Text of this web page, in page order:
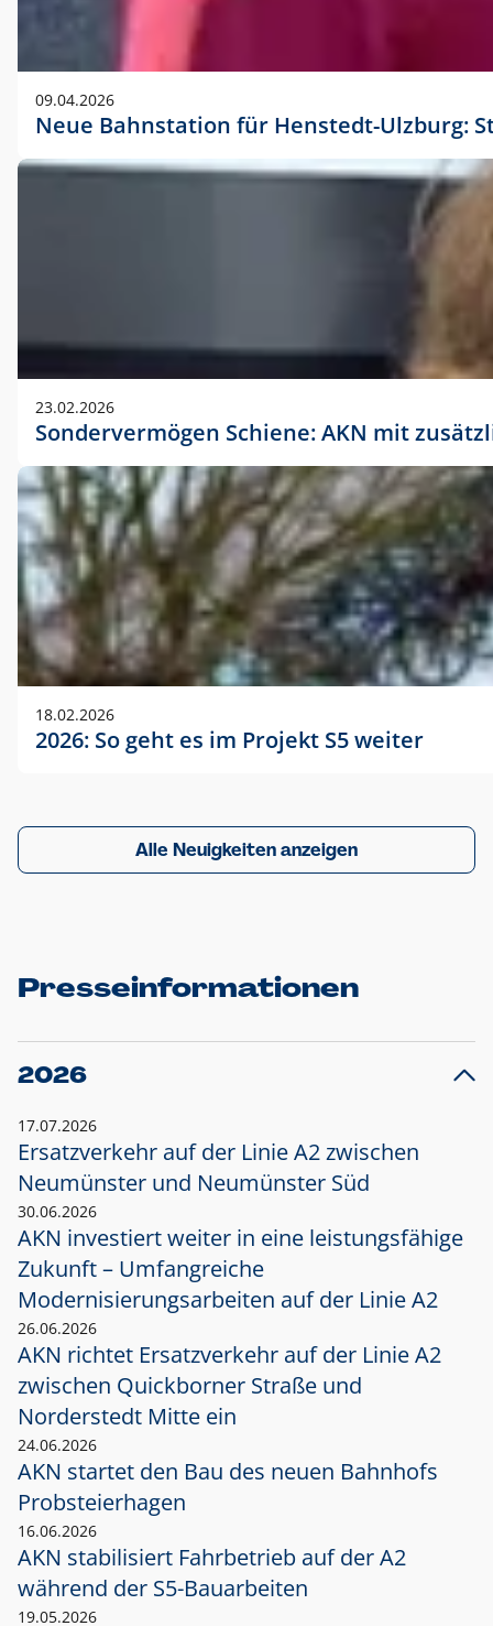
09.04.2026
Neue Bahnstation für Henstedt-Ulzburg:
23.02.2026
Sondervermögen Schiene: AKN mit
18.02.2026
2026: So geht es im Projekt S5 weiter
Alle Neuigkeiten anzeigen
Presseinformationen
2026
17.07.2026
Ersatzverkehr auf der Linie A2 zwischen
Neumünster und Neumünster Süd
30.06.2026
AKN investiert weiter in eine leistungsfähige
Zukunft – Umfangreiche
Modernisierungsarbeiten auf der Linie A2
26.06.2026
AKN richtet Ersatzverkehr auf der Linie A2
zwischen Quickborner Straße und
Norderstedt Mitte ein
24.06.2026
AKN startet den Bau des neuen Bahnhofs
Probsteierhagen
16.06.2026
AKN stabilisiert Fahrbetrieb auf der A2
während der S5-Bauarbeiten
19.05.2026